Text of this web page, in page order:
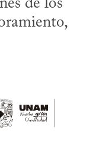
de los